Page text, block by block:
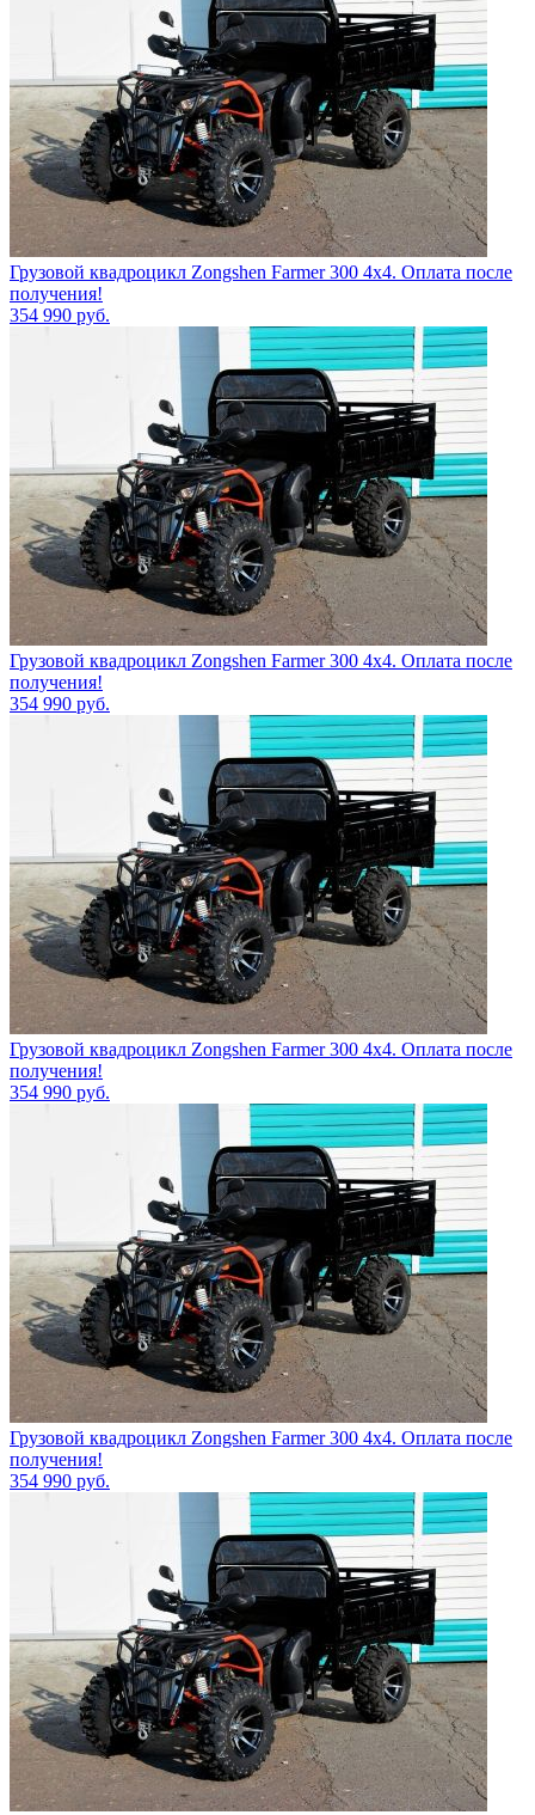
Грузовой квадроцикл Zongshen Farmer 300 4х4. Оплата после
получения!
354 990 руб.
Грузовой квадроцикл Zongshen Farmer 300 4х4. Оплата после
получения!
354 990 руб.
Грузовой квадроцикл Zongshen Farmer 300 4х4. Оплата после
получения!
354 990 руб.
Грузовой квадроцикл Zongshen Farmer 300 4х4. Оплата после
получения!
354 990 руб.